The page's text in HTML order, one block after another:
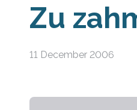
Zu
11 December 2006